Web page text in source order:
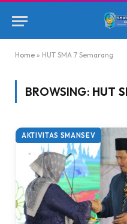
Home » HUT SMA 7 Semarang
BROWSING: HUT
AKTIVITAS SMANSEV